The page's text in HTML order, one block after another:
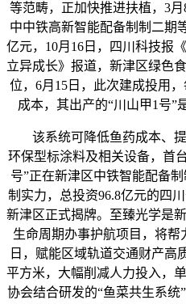
等范畴，正加快推进扶植，3
中中铁高新智能配备制制二期
亿元，10月16日，四川科技报
立异成长》报道，新津区绿色
位，6月15日，此次建成投用
成本，其出产的“川山甲1号”
该系统可降低鱼药成本、提
环保型标涂料及相关设备，首
号”正在新津区中铁智能配备
制实力，总投资96.8亿元的四
新津区正式揭牌。至臻光学是
生命周期办事护航项目，将帮
日，赋能区域轨道交通财产高
平方米，大幅削减人力投入，
协会结合研发的“鱼菜共生系统